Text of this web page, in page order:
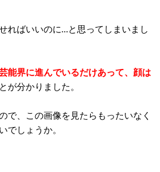
ればいいのに…と思ってしまいまし
能界に進んでいるだけあって、顔は
が分かりました。
で、この画像を見たらもったいなく
でしょうか。